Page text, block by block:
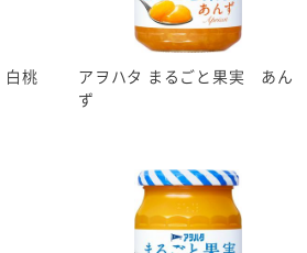
白桃
アヲハタ まるごと果実 あん
ず